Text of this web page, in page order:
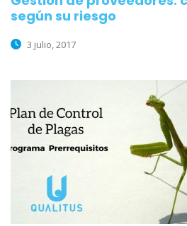
según su riesgo
3 julio, 2017